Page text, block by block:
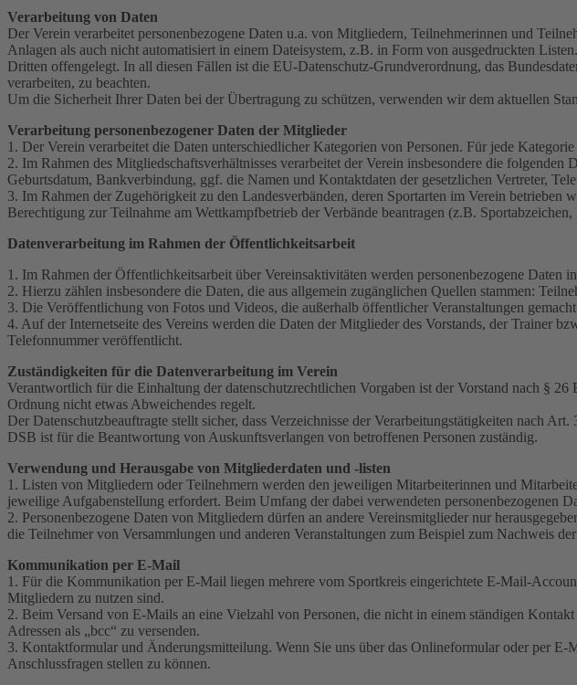
Verarbeitung von Daten
Der Verein verarbeitet personenbezogene Daten u.a. von Mitgliedern, Teilnehmerinnen und
Anlagen als auch nicht automatisiert in einem Dateisystem, z.B. in Form von ausgedruckten
Dritten offengelegt. In all diesen Fällen ist die EU-Datenschutz-Grundverordnung, das
verarbeiten, zu beachten.
Um die Sicherheit Ihrer Daten bei der Übertragung zu schützen, verwenden wir dem aktuellen
Verarbeitung personenbezogener Daten der Mitglieder
1. Der Verein verarbeitet die Daten unterschiedlicher Kategorien von Personen. Für jede
2. Im Rahmen des Mitgliedschaftsverhältnisses verarbeitet der Verein insbesondere die
Geburtsdatum, Bankverbindung, ggf. die Namen und Kontaktdaten der gesetzlichen Vertreter,
3. Im Rahmen der Zugehörigkeit zu den Landesverbänden, deren Sportarten im Verein
Berechtigung zur Teilnahme am Wettkampfbetrieb der Verbände beantragen (z.B.
Datenverarbeitung im Rahmen der Öffentlichkeitsarbeit
1. Im Rahmen der Öffentlichkeitsarbeit über Vereinsaktivitäten werden personenbezogene
2. Hierzu zählen insbesondere die Daten, die aus allgemein zugänglichen Quellen stammen:
3. Die Veröffentlichung von Fotos und Videos, die außerhalb öffentlicher Veranstaltungen
4. Auf der Internetseite des Vereins werden die Daten der Mitglieder des Vorstands, der Trainer
Telefonnummer veröffentlicht.
Zuständigkeiten für die Datenverarbeitung im Verein
Verantwortlich für die Einhaltung der datenschutzrechtlichen Vorgaben ist der Vorstand nach §
Ordnung nicht etwas Abweichendes regelt.
Der Datenschutzbeauftragte stellt sicher, dass Verzeichnisse der Verarbeitungstätigkeiten nach
DSB ist für die Beantwortung von Auskunftsverlangen von betroffenen Personen zuständig.
Verwendung und Herausgabe von Mitgliederdaten und -listen
1. Listen von Mitgliedern oder Teilnehmern werden den jeweiligen Mitarbeiterinnen und
jeweilige Aufgabenstellung erfordert. Beim Umfang der dabei verwendeten personenbezogenen
2. Personenbezogene Daten von Mitgliedern dürfen an andere Vereinsmitglieder nur
die Teilnehmer von Versammlungen und anderen Veranstaltungen zum Beispiel zum Nachweis
Kommunikation per E-Mail
1. Für die Kommunikation per E-Mail liegen mehrere vom Sportkreis eingerichtete E-Mail-
Mitgliedern zu nutzen sind.
2. Beim Versand von E-Mails an eine Vielzahl von Personen, die nicht in einem ständigen
Adressen als „bcc“ zu versenden.
3. Kontaktformular und Änderungsmitteilung. Wenn Sie uns über das Onlineformular oder per
Anschlussfragen stellen zu können.